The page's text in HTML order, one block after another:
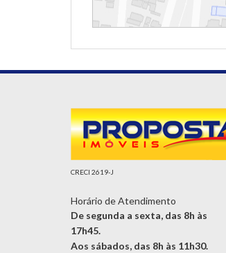
CRECI 2619-J
Horário de Atendimento
De segunda a sexta, das 8h às
17h45.
Aos sábados, das 8h às 11h30.